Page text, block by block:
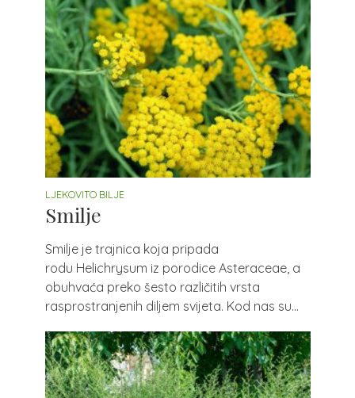
LJEKOVITO BILJE
Smilje
Smilje je trajnica koja pripada
rodu Helichrysum iz porodice Asteraceae, a
obuhvaća preko šesto različitih vrsta
rasprostranjenih diljem svijeta. Kod nas su...